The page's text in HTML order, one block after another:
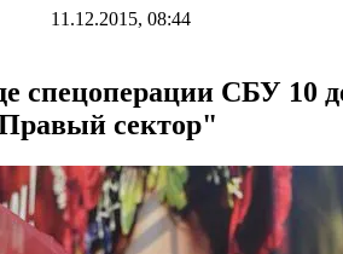
11.12.2015, 08:44
спецоперации СБУ 10
сектор"